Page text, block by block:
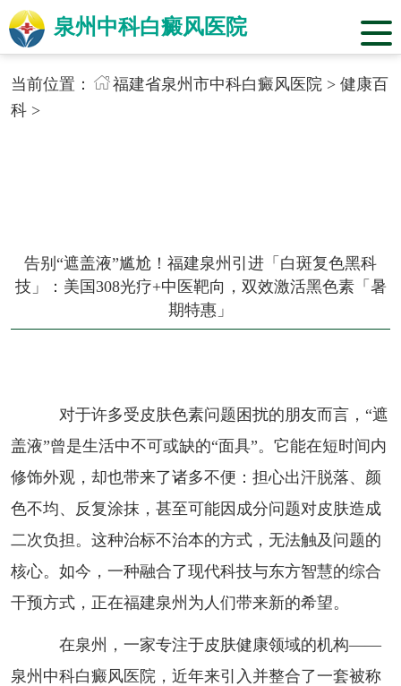
泉州中科白癜风医院
当前位置： 福建省泉州市中科白癜风医院> 健康百
科>
告别“遮盖液”尴尬！福建泉州引进「白斑复色黑科
技」：美国308光疗+中医靶向，双效激活黑色素「暑
期特惠」
对于许多受皮肤色素问题困扰的朋友而言，“遮
盖液”曾是生活中不可或缺的“面具”。它能在短时间内
修饰外观，却也带来了诸多不便：担心出汗脱落、颜
色不均、反复涂抹，甚至可能因成分问题对皮肤造成
二次负担。这种治标不治本的方式，无法触及问题的
核心。如今，一种融合了现代科技与东方智慧的综合
干预方式，正在福建泉州为人们带来新的希望。
在泉州，一家专注于皮肤健康领域的机构——
泉州中科白癜风医院，近年来引入并整合了一套被称